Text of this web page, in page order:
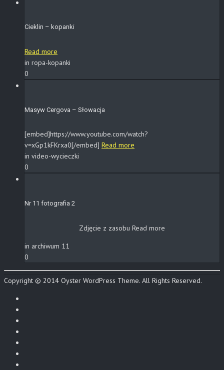
Cieklin – kopanki
Read more
in ropa-kopanki
0
Masyw Cergova – Słowacja
[embed]https://www.youtube.com/watch?
v=xGp1kFKrxa0[/embed] Read more
in video-wycieczki
0
Nr 11 fotografia 2
Zdjęcie z zasobu Read more
in archiwum 11
0
Copyright © 2014 Oyster WordPress Theme. All Rights Reserved.